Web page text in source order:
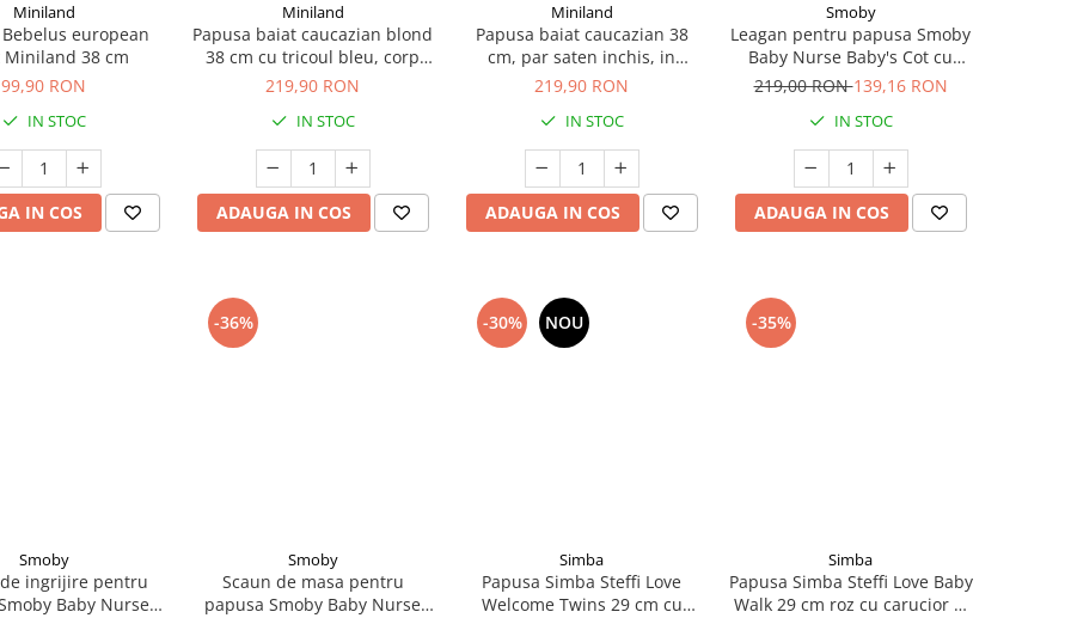
Miniland
Bebelus european
Miniland 38 cm
99,90 RON
IN STOC
IN COS
Miniland
Papusa baiat caucazian blond
38 cm cu tricoul bleu, corp
parfumat, colectia My Friends
219,90 RON
IN STOC
ADAUGA IN COS
Miniland
Papusa baiat caucazian 38
cm, par saten inchis, in
salopeta, corp parfumat,
219,90 RON
IN STOC
ADAUGA IN COS
Smoby
Leagan pentru papusa Smoby
Baby Nurse Baby's Cot cu
carusel
219,00 RON139,16 RON
IN STOC
ADAUGA IN COS
Smoby
ingrijire pentru
Baby Nurse
-36%
Smoby
Scaun de masa pentru
papusa Smoby Baby Nurse
-30% NOU
Simba
Papusa Simba Steffi Love
Welcome Twins 29 cm cu
-35%
Simba
Papusa Simba Steffi Love Baby
Walk 29 cm roz cu carucior si